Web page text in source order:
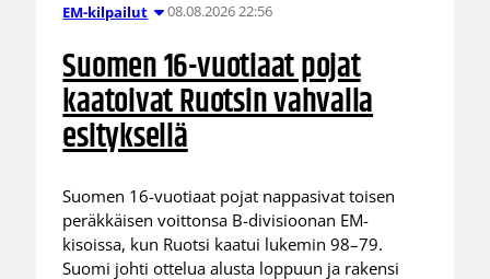
EM-kilpailut 08.08.2026 22:56
Suomen 16-vuotiaat pojat
kaatoivat Ruotsin vahvalla
esityksellä
Suomen 16-vuotiaat pojat nappasivat toisen
peräkkäisen voittonsa B-divisioonan EM-
kisoissa, kun Ruotsi kaatui lukemin 98–79.
Suomi johti ottelua alusta loppuun ja rakensi